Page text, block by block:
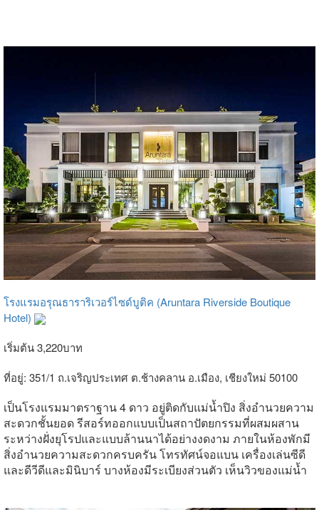
โรงแรมอรุณธาราริเวอร์ไซด์บูติค (Aruntara Riverside Boutique
Hotel)
เริ่มต้น 3,220บาท
ที่อยู่: 351/1 ถ.เจริญประเทศ ต.ช้างคลาน อ.เมือง, เชียงใหม่ 50100
เป็นโรงแรมมาตราฐาน 4 ดาว อยู่ติดกับแม่น้ำปิง สิ่งอำนวยความ
สะดวกชั้นยอด รีสอร์ทออกแบบเป็นสถาปัตยกรรมที่ผสมผสาน
ระหว่างฝั่งยุโรปและแบบล้านนาได้อย่างงดงาม ภายในห้องพักมี
สิ่งอำนวยความสะดวกครบครัน โทรทัศน์จอแบน เครื่องเล่นซีดี
และดีวีดีและมินิบาร์ บางห้องมีระเบียงส่วนตัว เห็นวิวของแม่น้ำ